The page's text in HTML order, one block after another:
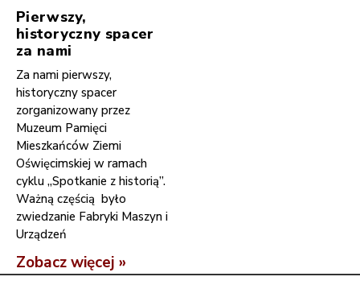
Pierwszy,
historyczny spacer
za nami
Za nami pierwszy,
historyczny spacer
zorganizowany przez
Muzeum Pamięci
Mieszkańców Ziemi
Oświęcimskiej w ramach
cyklu „Spotkanie z historią”.
Ważną częścią było
zwiedzanie Fabryki Maszyn i
Urządzeń
Zobacz więcej »